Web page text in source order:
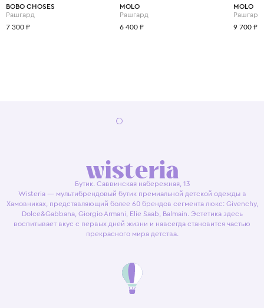
для активных игр и исследований в любую погоду, оставаясь при этом
стильным и современным.
BOBO CHOSES
Рашгард
7 300 ₽
MOLO
Рашгард
6 400 ₽
MOLO
Рашгард
9 700 ₽
Бутик. Саввинская набережная, 13
Wisteria — мультибрендовый бутик премиальной детской одежды в
Хамовниках, представляющий более 60 брендов сегмента люкс: Givenchy,
Dolce&Gabbana, Giorgio Armani, Elie Saab, Balmain. Эстетика здесь
воспитывает вкус с первых дней жизни и навсегда становится частью
прекрасного мира детства.